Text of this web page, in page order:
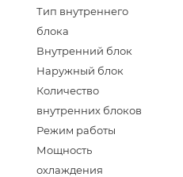
Тип внутреннего
блока
Внутренний блок
Наружный блок
Количество
внутренних блоков
Режим работы
Мощность
охлаждения